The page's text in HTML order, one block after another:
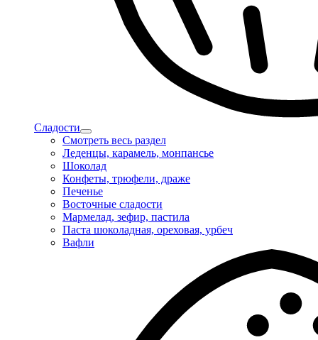
Сладости
Смотреть весь раздел
Леденцы, карамель, монпансье
Шоколад
Конфеты, трюфели, драже
Печенье
Восточные сладости
Мармелад, зефир, пастила
Паста шоколадная, ореховая, урбеч
Вафли